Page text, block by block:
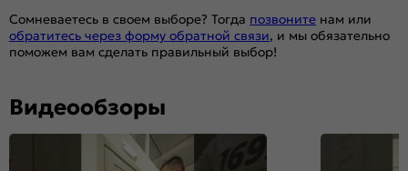
Сомневаетесь в своем выборе? Тогда позвоните нам или
обратитесь через форму обратной связи, и мы обязательно
поможем вам сделать правильный выбор!
Видеообзоры